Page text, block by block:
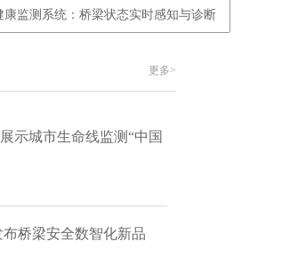
监测系统：桥梁状态实时感知与诊断
更多>
示城市生命线监测“中国
桥梁安全数智化新品